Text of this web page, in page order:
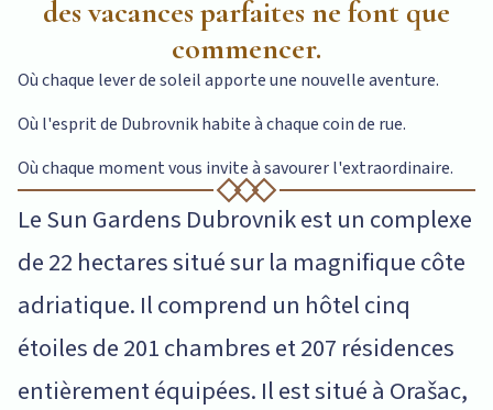
des vacances parfaites ne font que
commencer.
Où chaque lever de soleil apporte une nouvelle aventure.
Où l'esprit de Dubrovnik habite à chaque coin de rue.
Où chaque moment vous invite à savourer l'extraordinaire.
Le Sun Gardens Dubrovnik est un complexe
de 22 hectares situé sur la magnifique côte
adriatique. Il comprend un hôtel cinq
étoiles de 201 chambres et 207 résidences
entièrement équipées. Il est situé à Orašac,